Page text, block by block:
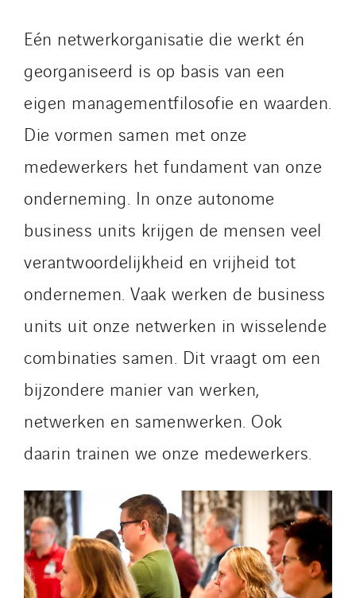
Eén netwerkorganisatie die werkt én
georganiseerd is op basis van een
eigen managementfilosofie en waarden.
Die vormen samen met onze
medewerkers het fundament van onze
onderneming. In onze autonome
business units krijgen de mensen veel
verantwoordelijkheid en vrijheid tot
ondernemen. Vaak werken de business
units uit onze netwerken in wisselende
combinaties samen. Dit vraagt om een
bijzondere manier van werken,
netwerken en samenwerken. Ook
daarin trainen we onze medewerkers.